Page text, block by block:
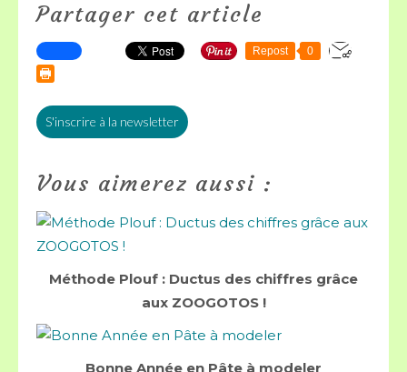
Partager cet article
Repost 0
S'inscrire à la newsletter
Vous aimerez aussi :
Méthode Plouf : Ductus des chiffres grâce
aux ZOOGOTOS !
Bonne Année en Pâte à modeler